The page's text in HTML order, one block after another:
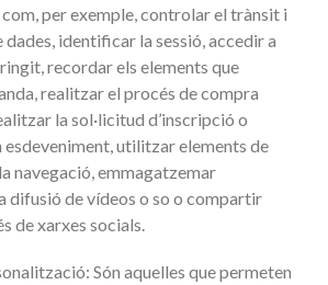
com, per exemple, controlar el trànsit i
dades, identificar la sessió, accedir a
recordar els elements que
realitzar el procés de compra
la sol·licitud d’inscripció o
utilitzar elements de
navegació, emmagatzemar
difusió de vídeos o so o compartir
de xarxes socials.
Són aquelles que permeten